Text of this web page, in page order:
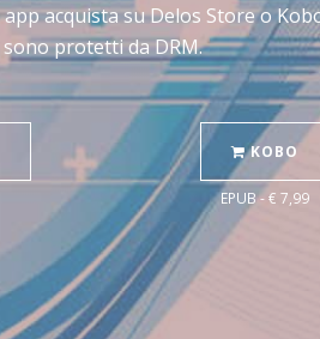
acquista su Delos Store o
sono protetti da DRM.
KOBO
EPUB - € 7,99